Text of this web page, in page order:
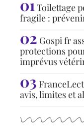
Toilettage
fragile :
Gospi fr
protections
imprévus
avis, limites et